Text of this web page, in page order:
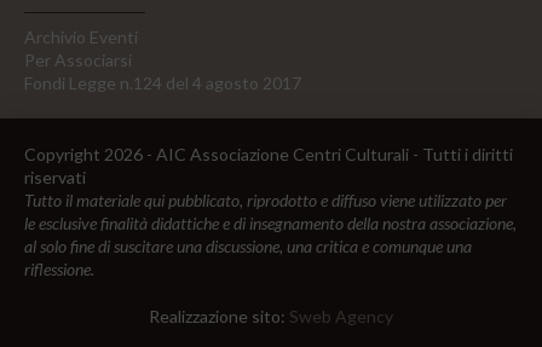
Archivio Eventi
Per Associarsi
Fondi Legge n.124 del 4 agosto 2017
Copyright 2026 - AIC Associazione Centri Culturali - Tutti i diritti
riservati
Tutto il materiale qui pubblicato, riprodotto e diffuso viene utilizzato per
le esclusive finalità didattiche e di insegnamento della nostra associazione,
al solo fine di suscitare una discussione, una critica e comunque una
riflessione.
Realizzazione sito: Sweb Agency